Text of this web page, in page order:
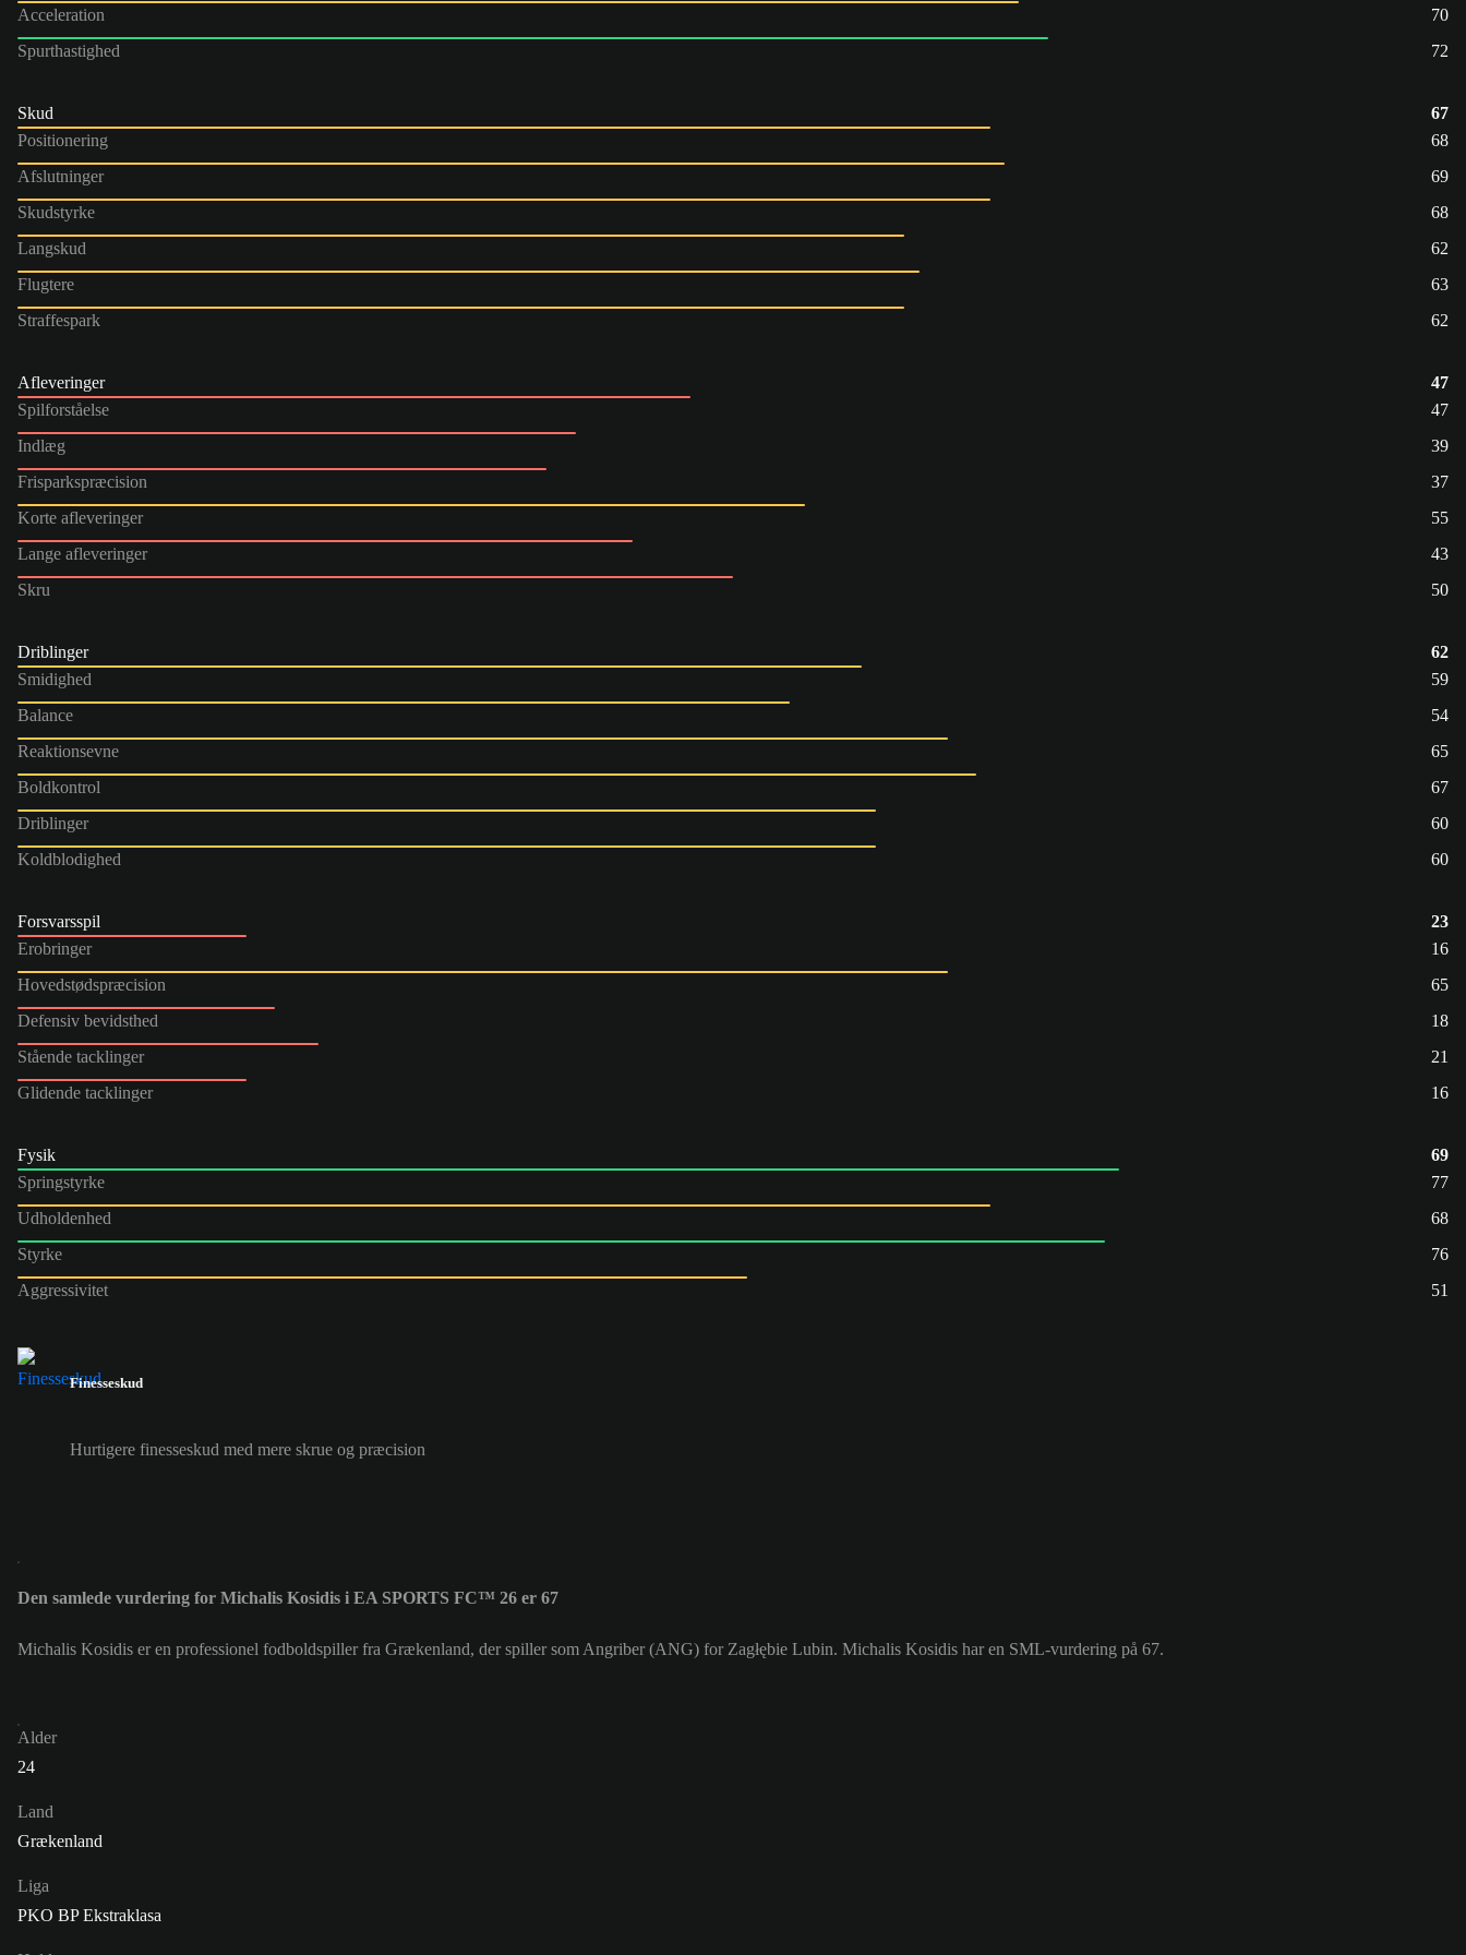
Acceleration
70
Spurthastighed
72
Skud
67
Positionering
68
Afslutninger
69
Skudstyrke
68
Langskud
62
Flugtere
63
Straffespark
62
Afleveringer
47
Spilforståelse
47
Indlæg
39
Frisparkspræcision
37
Korte afleveringer
55
Lange afleveringer
43
Skru
50
Driblinger
62
Smidighed
59
Balance
54
Reaktionsevne
65
Boldkontrol
67
Driblinger
60
Koldblodighed
60
Forsvarsspil
23
Erobringer
16
Hovedstødspræcision
65
Defensiv bevidsthed
18
Stående tacklinger
21
Glidende tacklinger
16
Fysik
69
Springstyrke
77
Udholdenhed
68
Styrke
76
Aggressivitet
51
Finesseskud
Hurtigere finesseskud med mere skrue og præcision
Den samlede vurdering for Michalis Kosidis i EA SPORTS FC™ 26 er 67
Michalis Kosidis er en professionel fodboldspiller fra Grækenland, der spiller som Angriber (ANG) for Zagłębie Lubin. Michalis Kosidis har en SML-vurdering på 67.
Alder
24
Land
Grækenland
Liga
PKO BP Ekstraklasa